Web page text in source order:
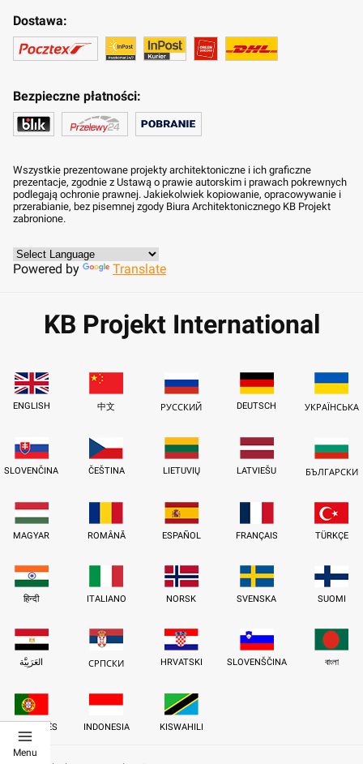
Dostawa:
Bezpieczne płatności:
Wszystkie prezentowane projekty architektoniczne i ich graficzne
prezentacje, zgodnie z Ustawą o prawie autorskim i prawach pokrewnych
podlegają ochronie prawnej. Jakiekolwiek kopiowanie, opracowywanie i
przerabianie, bez pisemnej zgody Biura Architektonicznego KB Projekt
zabronione.
Powered by Translate
KB Projekt International
ENGLISH 中文 РУССКИЙ DEUTSCH УКРАЇНСЬКА
SLOVENČINA ČEŠTINA LIETUVIŲ LATVIEŠU БЪЛГАРСКИ
MAGYAR ROMÂNĂ ESPAÑOL FRANÇAIS TÜRKÇE
हिन्दी ITALIANO NORSK SVENSKA SUOMI
العَرَبِيَّة СРПСКИ HRVATSKI SLOVENŠČINA বাংলা
PORTUGUÊS INDONESIA KISWAHILI
Menu